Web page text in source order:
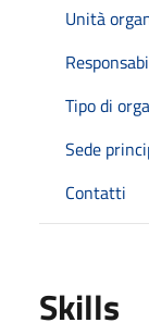
Unità
Tipo di
Sede
Contatti
Skills